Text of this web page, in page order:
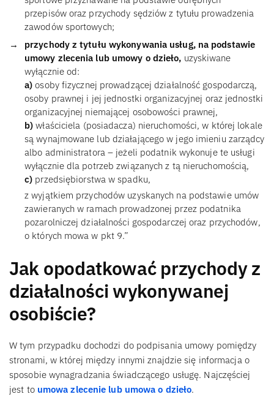
przepisów oraz przychody sędziów z tytułu prowadzenia
zawodów sportowych;
przychody z tytułu wykonywania usług, na podstawie
umowy zlecenia lub umowy o dzieło, uzyskiwane
wyłącznie od:
a) osoby fizycznej prowadzącej działalność gospodarczą,
osoby prawnej i jej jednostki organizacyjnej oraz jednostki
organizacyjnej niemającej osobowości prawnej,
b) właściciela (posiadacza) nieruchomości, w której lokale
są wynajmowane lub działającego w jego imieniu zarządcy
albo administratora – jeżeli podatnik wykonuje te usługi
wyłącznie dla potrzeb związanych z tą nieruchomością,
c) przedsiębiorstwa w spadku,
z wyjątkiem przychodów uzyskanych na podstawie umów
zawieranych w ramach prowadzonej przez podatnika
pozarolniczej działalności gospodarczej oraz przychodów,
o których mowa w pkt 9.”
Jak opodatkować przychody z
działalności wykonywanej
osobiście?
W tym przypadku dochodzi do podpisania umowy pomiędzy
stronami, w której między innymi znajdzie się informacja o
sposobie wynagradzania świadczącego usługę. Najczęściej
jest to umowa zlecenie lub umowa o dzieło.